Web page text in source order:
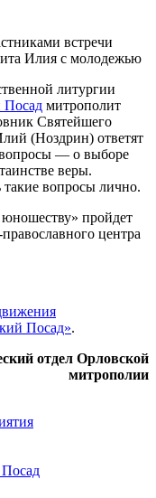
литургии
Посад митрополит
Святейшего
(Ноздрин) ответят
— о выборе
веры.
вопросы лично.
пройдет
центра
Посад».
отдел Орловской
митрополии